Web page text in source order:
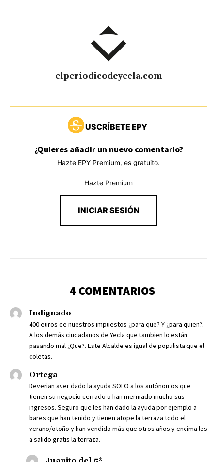
elperiodicodeyecla.com
USCRÍBETE EPY
¿Quieres añadir un nuevo comentario?
Hazte EPY Premium, es gratuito.
Hazte Premium
INICIAR SESIÓN
4 COMENTARIOS
Indignado
400 euros de nuestros impuestos ¿para que? Y ¿para quien?.
A los demás ciudadanos de Yecla que tambien lo están
pasando mal ¿Que?. Este Alcalde es igual de populista que el
coletas.
Ortega
Deverian aver dado la ayuda SOLO a los autónomos que
tienen su negocio cerrado o han mermado mucho sus
ingresos. Seguro que les han dado la ayuda por ejemplo a
bares que han tenido y tienen atope la terraza todo el
verano/otoño y han vendido más que otros años y encima les
a salido gratis la terraza.